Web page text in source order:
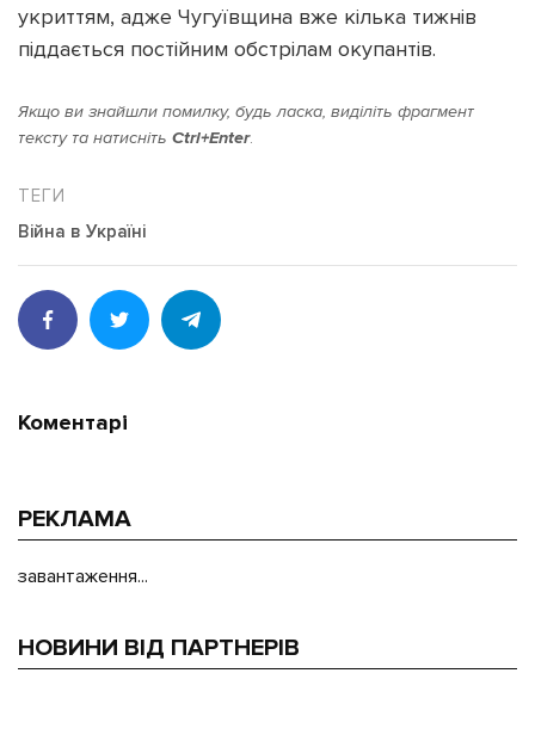
укриттям, адже Чугуївщина вже кілька тижнів
піддається постійним обстрілам окупантів.
Якщо ви знайшли помилку, будь ласка, виділіть фрагмент
тексту та натисніть Ctrl+Enter.
Війна в Україні
Коментарі
РЕКЛАМА
завантаження...
НОВИНИ ВІД ПАРТНЕРІВ